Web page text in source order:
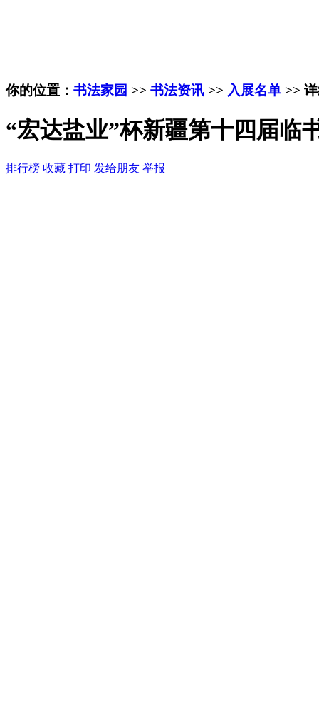
你的位置： 书法家园 >> 书法资讯 >> 入展名单 >>
“宏达盐业”杯新疆第十四届临
排行榜 收藏 打印 发给朋友 举报